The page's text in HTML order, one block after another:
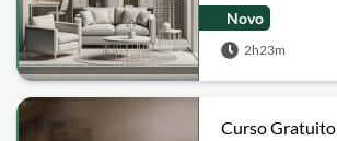
Novo
2h23m
Curso Gratuito